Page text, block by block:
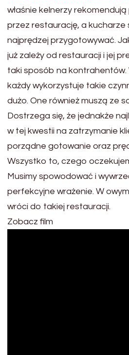
właśnie kelnerzy
przez restaurację, a kucharze
najprędzej przygotowywać.
już zależy od restauracji i jej
taki sposób na
każdy wykorzystuje takie
dużo. One również muszą ze
Dostrzega się, że jednakże
w tej kwestii na zatrzymanie
porządne gotowanie oraz
Wszystko to, czego
Musimy spowodować i
perfekcyjne wrażenie. W
wróci do takiej restauracji.
Zobacz film